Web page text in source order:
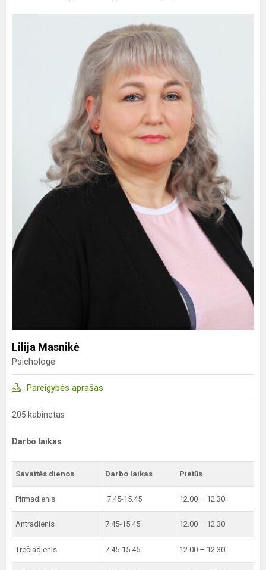
Lilija Masnikė
Psichologė
Pareigybės aprašas
205 kabinetas
Darbo laikas
Savaitės dienos Darbo laikas Pietūs
Pirmadienis 7.45-15.45 12.00 – 12.30
Antradienis 7.45-15.45 12.00 – 12.30
Trečiadienis 7.45-15.45 12.00 – 12.30